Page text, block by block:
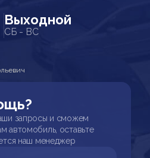
Выходной
СБ - ВС
запросы и сможем
автомобиль, оставьте
наш менеджер